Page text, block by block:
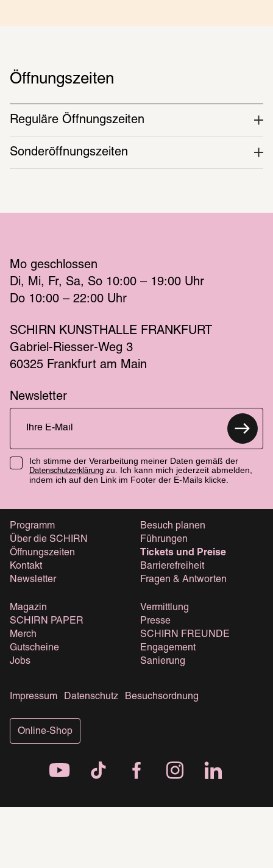
Öffnungszeiten
Reguläre Öffnungszeiten
Sonderöffnungszeiten
Mo geschlossen
Di
Mi Fr Sa So 10:00 – 19:00 Uhr
Do 10:00 – 22:00 Uhr
SCHIRN KUNSTHALLE FRANKFURT
Gabriel-Riesser-Weg 3
60325 Frankfurt am Main
Newsletter
Ich stimme der Verarbeitung meiner Daten gemäß der
Datenschutzerklärung zu. Ich kann mich jederzeit abmelden,
indem ich auf den Link im Footer der E-Mails klicke.
Programm
Über die SCHIRN
Öffnungszeiten
Kontakt
Newsletter
Besuch planen
Führungen
Tickets und Preise
Barrierefreiheit
Fragen & Antworten
Magazin
SCHIRN PAPER
Merch
Gutscheine
Jobs
Vermittlung
Presse
SCHIRN FREUNDE
Engagement
Sanierung
Impressum Datenschutz Besuchsordnung
Online-Shop